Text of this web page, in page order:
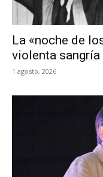
La «noche de
violenta sangría
1 agosto, 2026